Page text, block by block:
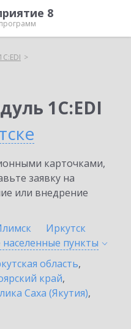
8
1C:EDI
карточками,
заявку на
или внедрение
Иркутск
населенные пункты
область,
край,
Саха (Якутия),